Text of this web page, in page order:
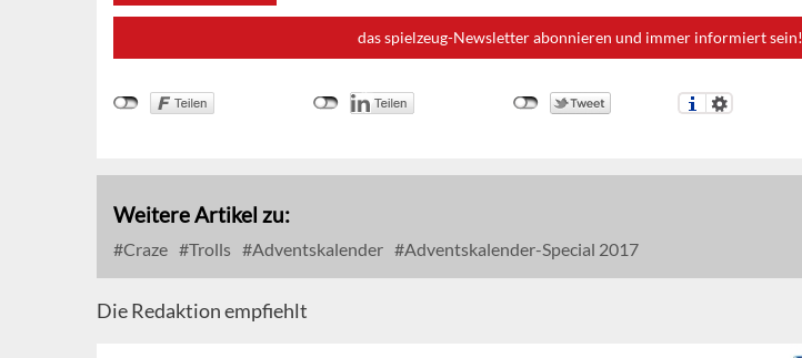
das spielzeug-Newsletter abonnieren und immer informiert sein!
Weitere Artikel zu:
Craze Trolls Adventskalender Adventskalender-Special 2017
Die Redaktion empfiehlt